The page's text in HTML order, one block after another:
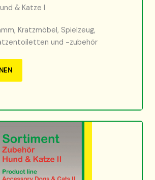
& Katze I
Kratzmöbel, Spielzeug,
und -zubehör